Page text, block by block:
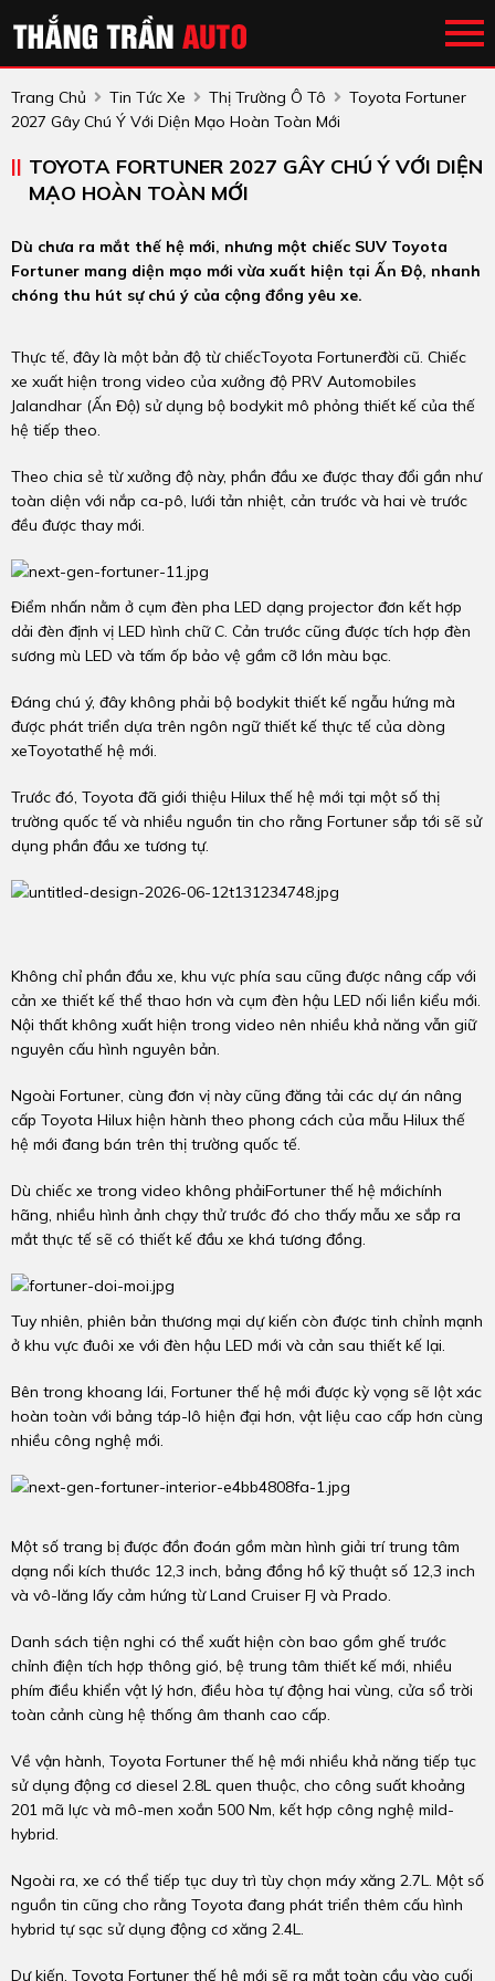
Trang Chủ Tin Tức Xe Thị Trường Ô Tô
Toyota Fortuner
2027 Gây Chú Ý Với Diện Mạo Hoàn Toàn Mới
TOYOTA FORTUNER 2027 GÂY CHÚ Ý VỚI DIỆN
MẠO HOÀN TOÀN MỚI
Dù chưa ra mắt thế hệ mới, nhưng một chiếc SUV Toyota
Fortuner mang diện mạo mới vừa xuất hiện tại Ấn Độ, nhanh
chóng thu hút sự chú ý của cộng đồng yêu xe.
Thực tế, đây là một bản độ từ chiếcToyota Fortunerđời cũ. Chiếc
xe xuất hiện trong video của xưởng độ PRV Automobiles
Jalandhar (Ấn Độ) sử dụng bộ bodykit mô phỏng thiết kế của thế
hệ tiếp theo.
Theo chia sẻ từ xưởng độ này, phần đầu xe được thay đổi gần như
toàn diện với nắp ca-pô, lưới tản nhiệt, cản trước và hai vè trước
đều được thay mới.
Điểm nhấn nằm ở cụm đèn pha LED dạng projector đơn kết hợp
dải đèn định vị LED hình chữ C. Cản trước cũng được tích hợp đèn
sương mù LED và tấm ốp bảo vệ gầm cỡ lớn màu bạc.
Đáng chú ý, đây không phải bộ bodykit thiết kế ngẫu hứng mà
được phát triển dựa trên ngôn ngữ thiết kế thực tế của dòng
xeToyotathế hệ mới.
Trước đó, Toyota đã giới thiệu Hilux thế hệ mới tại một số thị
trường quốc tế và nhiều nguồn tin cho rằng Fortuner sắp tới sẽ sử
dụng phần đầu xe tương tự.
Không chỉ phần đầu xe, khu vực phía sau cũng được nâng cấp với
cản xe thiết kế thể thao hơn và cụm đèn hậu LED nối liền kiểu mới.
Nội thất không xuất hiện trong video nên nhiều khả năng vẫn giữ
nguyên cấu hình nguyên bản.
Ngoài Fortuner, cùng đơn vị này cũng đăng tải các dự án nâng
cấp Toyota Hilux hiện hành theo phong cách của mẫu Hilux thế
hệ mới đang bán trên thị trường quốc tế.
Dù chiếc xe trong video không phảiFortuner thế hệ mớichính
hãng, nhiều hình ảnh chạy thử trước đó cho thấy mẫu xe sắp ra
mắt thực tế sẽ có thiết kế đầu xe khá tương đồng.
Tuy nhiên, phiên bản thương mại dự kiến còn được tinh chỉnh mạnh
ở khu vực đuôi xe với đèn hậu LED mới và cản sau thiết kế lại.
Bên trong khoang lái, Fortuner thế hệ mới được kỳ vọng sẽ lột xác
hoàn toàn với bảng táp-lô hiện đại hơn, vật liệu cao cấp hơn cùng
nhiều công nghệ mới.
Một số trang bị được đồn đoán gồm màn hình giải trí trung tâm
dạng nổi kích thước 12,3 inch, bảng đồng hồ kỹ thuật số 12,3 inch
và vô-lăng lấy cảm hứng từ Land Cruiser FJ và Prado.
Danh sách tiện nghi có thể xuất hiện còn bao gồm ghế trước
chỉnh điện tích hợp thông gió, bệ trung tâm thiết kế mới, nhiều
phím điều khiển vật lý hơn, điều hòa tự động hai vùng, cửa sổ trời
toàn cảnh cùng hệ thống âm thanh cao cấp.
Về vận hành, Toyota Fortuner thế hệ mới nhiều khả năng tiếp tục
sử dụng động cơ diesel 2.8L quen thuộc, cho công suất khoảng
201 mã lực và mô-men xoắn 500 Nm, kết hợp công nghệ mild-
hybrid.
Ngoài ra, xe có thể tiếp tục duy trì tùy chọn máy xăng 2.7L. Một số
nguồn tin cũng cho rằng Toyota đang phát triển thêm cấu hình
hybrid tự sạc sử dụng động cơ xăng 2.4L.
Dự kiến, Toyota Fortuner thế hệ mới sẽ ra mắt toàn cầu vào cuối